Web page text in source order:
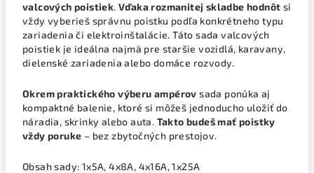
valcových poistiek.Vďaka rozmanitej skladbe hodnôt si
vždy vyberieš správnu poistku podľa konkrétneho typu
zariadenia či elektroinštalácie. Táto sada valcových
poistiek je ideálna najmä pre staršie vozidlá, karavany,
dielenské zariadenia alebo domáce rozvody.
Okrem praktického výberu ampérov sada ponúka aj
kompaktné balenie, ktoré si môžeš jednoducho uložiť do
náradia, skrinky alebo auta. Takto budeš mať poistky
vždy poruke – bez zbytočných prestojov.
Obsah sady: 1x5A, 4x8A, 4x16A, 1x25A